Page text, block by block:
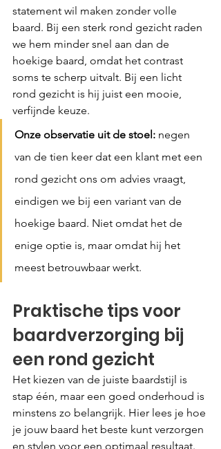
statement wil maken zonder volle
baard. Bij een sterk rond gezicht raden
we hem minder snel aan dan de
hoekige baard, omdat het contrast
soms te scherp uitvalt. Bij een licht
rond gezicht is hij juist een mooie,
verfijnde keuze.
Onze observatie uit de stoel: negen
van de tien keer dat een klant met een
rond gezicht ons om advies vraagt,
eindigen we bij een variant van de
hoekige baard. Niet omdat het de
enige optie is, maar omdat hij het
meest betrouwbaar werkt.
Praktische tips voor
baardverzorging bij
een rond gezicht
Het kiezen van de juiste baardstijl is
stap één, maar een goed onderhoud is
minstens zo belangrijk. Hier lees je hoe
je jouw baard het beste kunt verzorgen
en stylen voor een optimaal resultaat.